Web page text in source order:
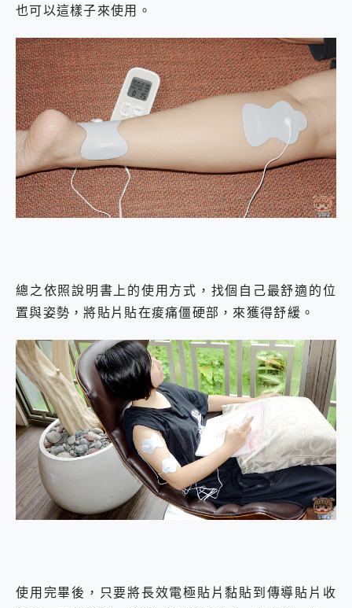
也可以這樣子來使用。
總之依照說明書上的使用方式，找個自己最舒適的位
置與姿勢，將貼片貼在痠痛僵硬部，來獲得舒緩。
使用完畢後，只要將長效電極貼片黏貼到傳導貼片收